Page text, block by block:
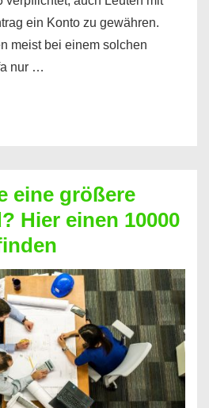
ein Konto zu gewähren.
meist bei einem solchen
nur …
eine größere
Hier einen 10000